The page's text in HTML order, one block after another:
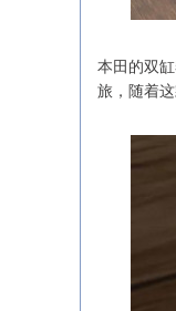
本田的双
旅，随着